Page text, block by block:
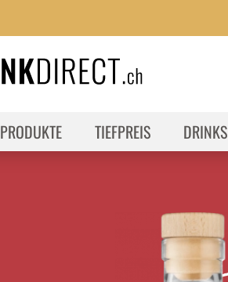
PRODUKTE TIEFPREIS DRINKS